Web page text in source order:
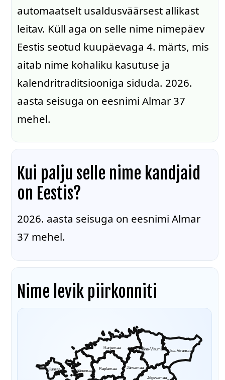
automaatselt usaldusväärsest allikast
leitav. Küll aga on selle nime nimepäev
Eestis seotud kuupäevaga 4. märts, mis
aitab nime kohaliku kasutuse ja
kalendritraditsiooniga siduda. 2026.
aasta seisuga on eesnimi Almar 37
mehel.
Kui palju selle nime kandjaid
on Eestis?
2026. aasta seisuga on eesnimi Almar
37 mehel.
Nime levik piirkonniti
Hiiumaa Läänemaa Raplamaa
Harjumaa Lääne-Virumaa Ida-Virumaa
Järvamaa
Jõgevamaa